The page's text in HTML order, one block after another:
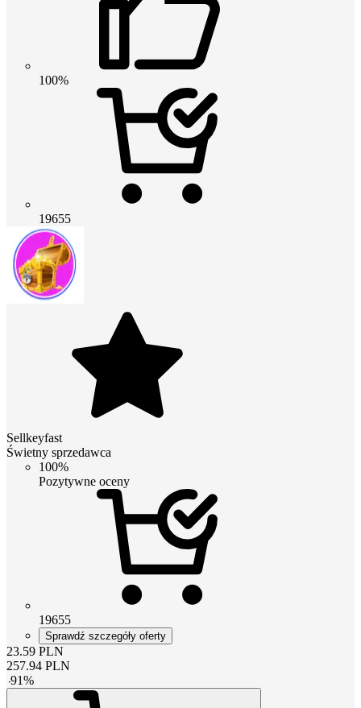
100%
19655
Sellkeyfast
Świetny sprzedawca
100%
Pozytywne oceny
19655
Sprawdź szczegóły oferty
23.59 PLN
257.94 PLN
-91%